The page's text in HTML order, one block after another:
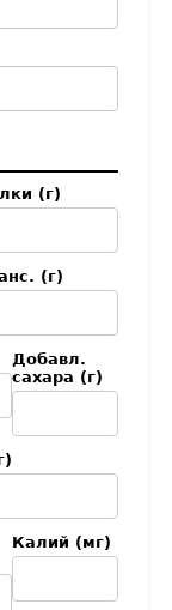
(г)
(г)
Добавл.
сахара (г)
Калий (мг)